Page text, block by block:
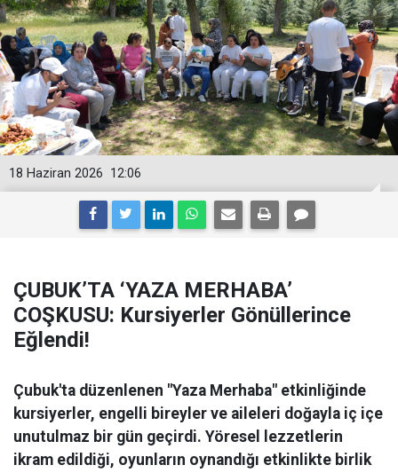
12:06
18 Haziran 2026
ÇUBUK’TA ‘YAZA MERHABA’
COŞKUSU: Kursiyerler Gönüllerince
Eğlendi!
Çubuk'ta düzenlenen "Yaza Merhaba" etkinliğinde
kursiyerler, engelli bireyler ve aileleri doğayla iç içe
unutulmaz bir gün geçirdi. Yöresel lezzetlerin
ikram edildiği, oyunların oynandığı etkinlikte birlik